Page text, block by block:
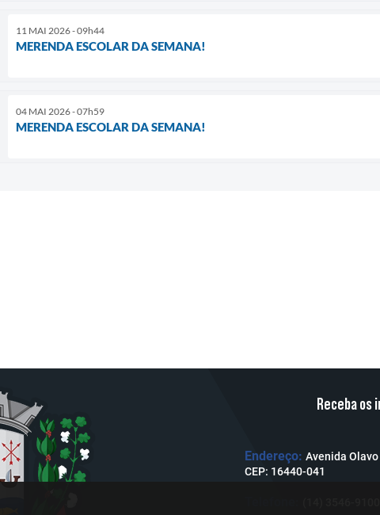
11 MAI 2026 - 09h44
MERENDA ESCOLAR DA SEMANA!
04 MAI 2026 - 07h59
MERENDA ESCOLAR DA SEMANA!
Receba
Endereço: Avenida
CEP: 16440-041